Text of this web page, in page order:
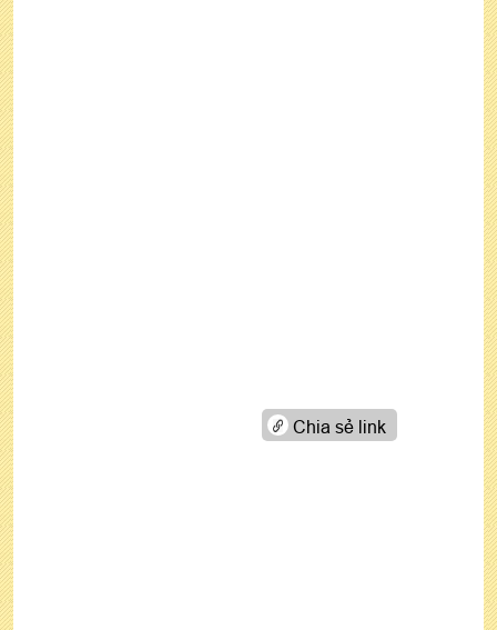
Chia sẻ link